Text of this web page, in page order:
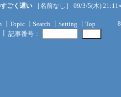
ごく遅い
［名前なし］ 09/3/5(木) 21:11
Topic Search Setting Top
記事番号：